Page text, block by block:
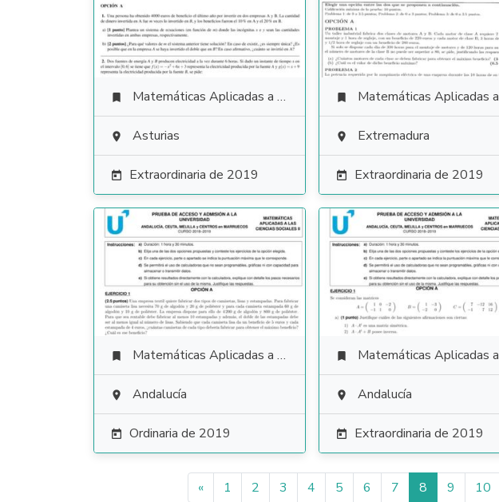
 Matemáticas Aplicadas a las Ciencias Sociales
 Asturias
 Extraordinaria de 2019
 Matemáticas Aplicadas a las Ciencias Sociales
 Extremadura
 Extraordinaria de 2019
 Matemáticas Aplicadas a las Ciencias Sociales
 Andalucía
 Ordinaria de 2019
 Matemáticas Aplicadas a las Ciencias Sociales
 Andalucía
 Extraordinaria de 2019
« 1 2 3 4 5 6 7 8 9 10